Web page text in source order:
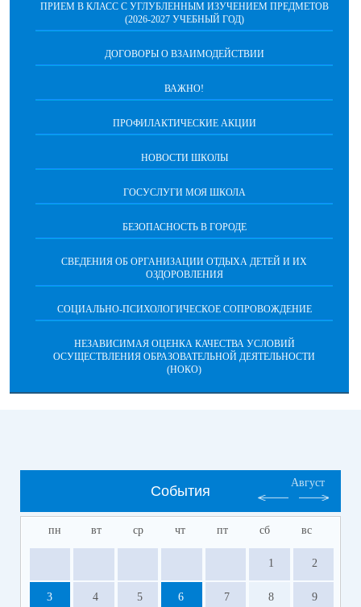
ПРИЕМ В КЛАСС С УГЛУБЛЕННЫМ ИЗУЧЕНИЕМ ПРЕДМЕТОВ
(2026-2027 УЧЕБНЫЙ ГОД)
ДОГОВОРЫ О ВЗАИМОДЕЙСТВИИ
ВАЖНО!
ПРОФИЛАКТИЧЕСКИЕ АКЦИИ
НОВОСТИ ШКОЛЫ
ГОСУСЛУГИ МОЯ ШКОЛА
БЕЗОПАСНОСТЬ В ГОРОДЕ
СВЕДЕНИЯ ОБ ОРГАНИЗАЦИИ ОТДЫХА ДЕТЕЙ И ИХ
ОЗДОРОВЛЕНИЯ
СОЦИАЛЬНО-ПСИХОЛОГИЧЕСКОЕ СОПРОВОЖДЕНИЕ
НЕЗАВИСИМАЯ ОЦЕНКА КАЧЕСТВА УСЛОВИЙ
ОСУЩЕСТВЛЕНИЯ ОБРАЗОВАТЕЛЬНОЙ ДЕЯТЕЛЬНОСТИ
(НОКО)
События
Август
пн вт ср чт пт сб вс
1 2
3 4 5 6 7 8 9